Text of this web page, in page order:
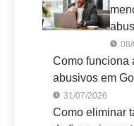
Como funciona
abusivos em
31/07/2026
Como eliminar